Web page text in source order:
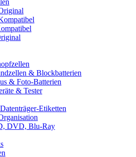
& Blockbatterien
& Foto-Batterien
& Tester
Etiketten
DVD, Blu-Ray